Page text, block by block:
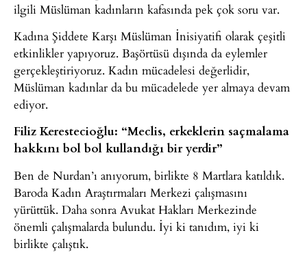
ilgili Müslüman kadınların kafasında pek çok soru var.
Kadına Şiddete Karşı Müslüman İnisiyatifi olarak çeşitli
etkinlikler yapıyoruz. Başörtüsü dışında da eylemler
gerçekleştiriyoruz. Kadın mücadelesi değerlidir,
Müslüman kadınlar da bu mücadelede yer almaya devam
ediyor.
Filiz Kerestecioğlu: “Meclis, erkeklerin saçmalama
hakkını bol bol kullandığı bir yerdir”
Ben de Nurdan’ı anıyorum, birlikte 8 Martlara katıldık.
Baroda Kadın Araştırmaları Merkezi çalışmasını
yürüttük. Daha sonra Avukat Hakları Merkezinde
önemli çalışmalarda bulundu. İyi ki tanıdım, iyi ki
birlikte çalıştık.